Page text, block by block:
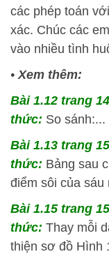
các phép toán
xác. Chúc các
vào nhiều tình
•Xem thêm:
Bài 1.12 trang
thức: So sánh:...
Bài 1.13 trang
thức: Bảng sau
điểm sôi của
Bài 1.15 trang
thức: Thay mỗi
thiện sơ đồ Hình